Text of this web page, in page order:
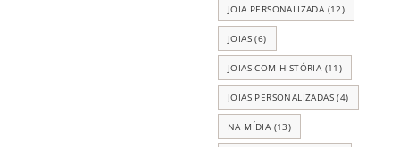
JOIA PERSONALIZADA (12)
JOIAS (6)
JOIAS COM HISTÓRIA (11)
JOIAS PERSONALIZADAS (4)
NA MÍDIA (13)